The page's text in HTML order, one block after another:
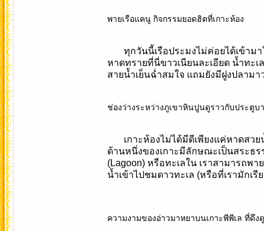
พายเรือแคนู กิจกรรมยอดฮิตที่เกาะห้อง
ทุกวันนี้เรือประมงไม่ค่อยได้เข้าม
หาดทรายที่นี่ขาวเนียนละเอียด น้ำทะ
สายน้ำเย็นฉ่ำสมใจ แถมยังมีฝูงปลามา
ช่องว่างระหว่างภูเขาหินปูนดูราวกับประตู
เกาะห้องไม่ได้มีดีเพียงแค่หาดสว
ด้านหนึ่งของเกาะมีลักษณะเป็นสระธ
(Lagoon) หรือทะเลใน เราสามารถพ
น้ำเข้าไปชมดาวทะเล (หรือที่เรามักเ
ความงามของอ่าวมาหยาบนเกาะพีพีเล ที่ดึง